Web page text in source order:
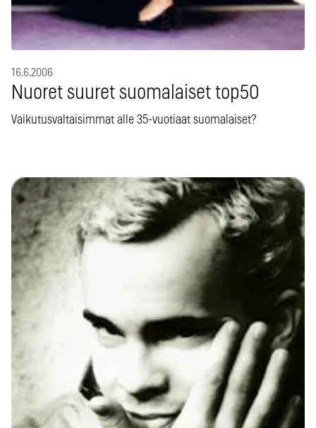
16.6.2006
Nuoret suuret suomalaiset top50
Vaikutusvaltaisimmat alle 35-vuotiaat suomalaiset?